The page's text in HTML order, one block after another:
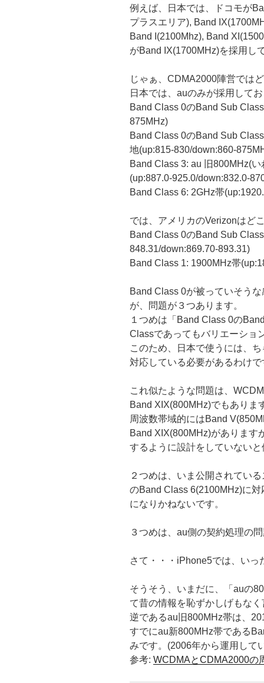
例えば、日本では、ドコモが
プラスエリア), Band
Band I(2100Mhz), Band
がBand IX(1700MHz)を採用し
じゃぁ、CDMA2000陣営では
日本では、auのみが採用して
Band Class 0のBand Sub
875MHz)
Band Class 0のBand Sub
地(up:815-830/down:860-
Band Class 3: au 旧800MHz(
(up:887.0-925.0/down:832.0-
Band Class 6: 2GHz帯
では、アメリカのVerizonはど
Band Class 0のBand Sub
848.31/down:869.70-893.31)
Band Class 1: 1900MHz帯
Band Class 0が被っていそうな
が、問題が３つあります。
１つめは「Band Class 0の
Classであってもバリエーショ
このため、日本で使うには、
対応している必要があるわけで
これ似たような問題は、
Band XIX(800MHz)でもありま
周波数帯域的にはBand
Band XIX(800MHz)があります
するように設計をしていないと
２つめは、いま公開されてい
のBand Class 6(2100MHz)に
になりかねないです。
３つめは、au側の契約処理の問
さて・・・iPhone5では、いっ
そうそう、いまだに、「auの
て昔の情報を恥ずかしげもな
逆であるau旧800MHz帯は、
すでにau新800MHz帯である
みです。(2006年から運用して
参考: WCDMAとCDMA2000の